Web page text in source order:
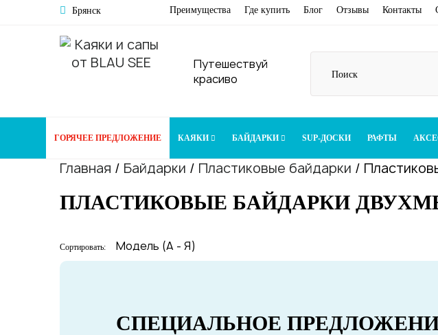
Брянск Преимущества Где купить Блог Отзывы Контакты
Путешествуй
красиво
ГОРЯЧЕЕ ПРЕДЛОЖЕНИЕ КАЯКИ БАЙДАРКИ SUP-ДОСКИ РАФТЫ
Главная / Байдарки / Пластиковые байдарки /
ПЛАСТИКОВЫЕ БАЙДАРКИ
Сортировать:
СПЕЦИАЛЬНОЕ